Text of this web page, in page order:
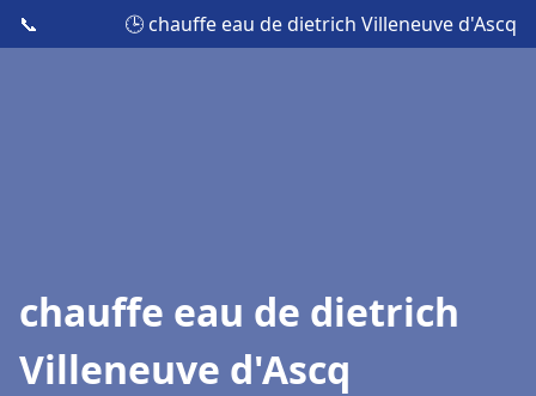
📞 🕒 chauffe eau de dietrich Villeneuve d'Ascq
chauffe eau de dietrich
Villeneuve d'Ascq